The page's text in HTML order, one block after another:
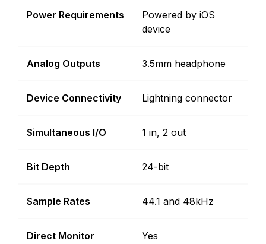
Power Requirements
Powered by iOS
device
Analog Outputs 3.5mm headphone
Device Connectivity Lightning connector
Simultaneous I/O 1 in, 2 out
Bit Depth 24-bit
Sample Rates 44.1 and 48kHz
Direct Monitor Yes